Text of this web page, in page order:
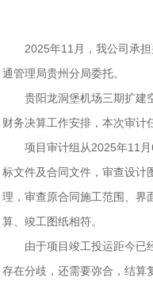
2025年11 月，我公司承
通管理局贵州分局委托。
贵阳龙洞堡机场三期扩建
财务决算工作安排，本次审计
项目审计组从2025年11 月
标文件及合同文件，审查设计
理，审查原合同施工范围、界
算、竣工图纸相符。
由于项目竣工投运距今已
存在分歧，还需要弥合，结算